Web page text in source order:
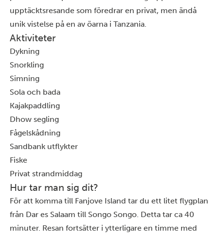
upptäcktsresande som föredrar en privat, men ändå
unik vistelse på en av öarna i Tanzania.
Aktiviteter
Dykning
Snorkling
Simning
Sola och bada
Kajakpaddling
Dhow segling
Fågelskådning
Sandbank utflykter
Fiske
Privat strandmiddag
Hur tar man sig dit?
För att komma till Fanjove Island tar du ett litet flygplan
från Dar es Salaam till Songo Songo. Detta tar ca 40
minuter. Resan fortsätter i ytterligare en timme med